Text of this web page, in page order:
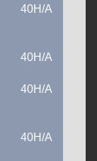
40H/A
40H/A
40H/A
40H/A